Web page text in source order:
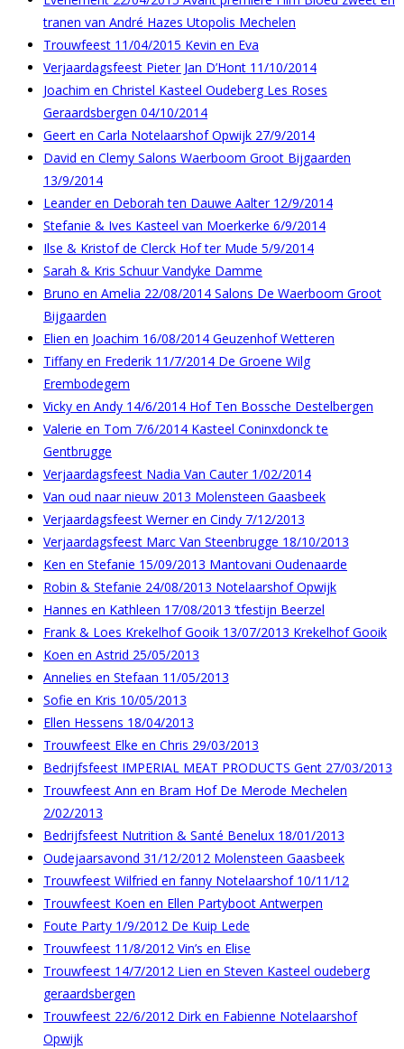
tranen van André Hazes Utopolis Mechelen
Trouwfeest 11/04/2015 Kevin en Eva
Verjaardagsfeest Pieter Jan D’Hont 11/10/2014
Joachim en Christel Kasteel Oudeberg Les Roses
Geraardsbergen 04/10/2014
Geert en Carla Notelaarshof Opwijk 27/9/2014
David en Clemy Salons Waerboom Groot Bijgaarden
13/9/2014
Leander en Deborah ten Dauwe Aalter 12/9/2014
Stefanie & Ives Kasteel van Moerkerke 6/9/2014
Ilse & Kristof de Clerck Hof ter Mude 5/9/2014
Sarah & Kris Schuur Vandyke Damme
Bruno en Amelia 22/08/2014 Salons De Waerboom Groot
Bijgaarden
Elien en Joachim 16/08/2014 Geuzenhof Wetteren
Tiffany en Frederik 11/7/2014 De Groene Wilg
Erembodegem
Vicky en Andy 14/6/2014 Hof Ten Bossche Destelbergen
Valerie en Tom 7/6/2014 Kasteel Coninxdonck te
Gentbrugge
Verjaardagsfeest Nadia Van Cauter 1/02/2014
Van oud naar nieuw 2013 Molensteen Gaasbeek
Verjaardagsfeest Werner en Cindy 7/12/2013
Verjaardagsfeest Marc Van Steenbrugge 18/10/2013
Ken en Stefanie 15/09/2013 Mantovani Oudenaarde
Robin & Stefanie 24/08/2013 Notelaarshof Opwijk
Hannes en Kathleen 17/08/2013 ‘tfestijn Beerzel
Frank & Loes Krekelhof Gooik 13/07/2013 Krekelhof Gooik
Koen en Astrid 25/05/2013
Annelies en Stefaan 11/05/2013
Sofie en Kris 10/05/2013
Ellen Hessens 18/04/2013
Trouwfeest Elke en Chris 29/03/2013
Bedrijfsfeest IMPERIAL MEAT PRODUCTS Gent 27/03/2013
Trouwfeest Ann en Bram Hof De Merode Mechelen
2/02/2013
Bedrijfsfeest Nutrition & Santé Benelux 18/01/2013
Oudejaarsavond 31/12/2012 Molensteen Gaasbeek
Trouwfeest Wilfried en fanny Notelaarshof 10/11/12
Trouwfeest Koen en Ellen Partyboot Antwerpen
Foute Party 1/9/2012 De Kuip Lede
Trouwfeest 11/8/2012 Vin’s en Elise
Trouwfeest 14/7/2012 Lien en Steven Kasteel oudeberg
geraardsbergen
Trouwfeest 22/6/2012 Dirk en Fabienne Notelaarshof
Opwijk